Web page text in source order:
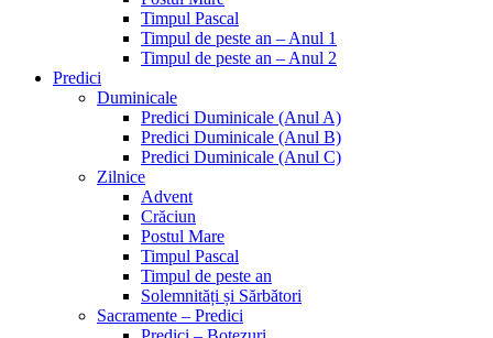
Timpul Pascal
Timpul de peste an – Anul 1
Timpul de peste an – Anul 2
Predici
Duminicale
Predici Duminicale (Anul A)
Predici Duminicale (Anul B)
Predici Duminicale (Anul C)
Zilnice
Advent
Crăciun
Postul Mare
Timpul Pascal
Timpul de peste an
Solemnități și Sărbători
Sacramente – Predici